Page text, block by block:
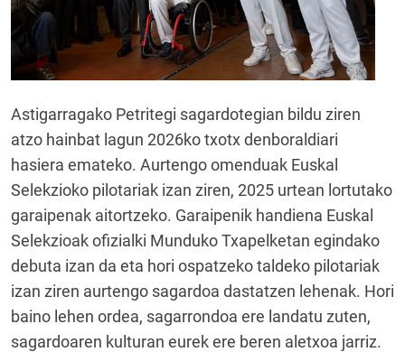
Astigarragako Petritegi sagardotegian bildu ziren
atzo hainbat lagun 2026ko txotx denboraldiari
hasiera emateko. Aurtengo omenduak Euskal
Selekzioko pilotariak izan ziren, 2025 urtean lortutako
garaipenak aitortzeko. Garaipenik handiena Euskal
Selekzioak ofizialki Munduko Txapelketan egindako
debuta izan da eta hori ospatzeko taldeko pilotariak
izan ziren aurtengo sagardoa dastatzen lehenak. Hori
baino lehen ordea, sagarrondoa ere landatu zuten,
sagardoaren kulturan eurek ere beren aletxoa jarriz.